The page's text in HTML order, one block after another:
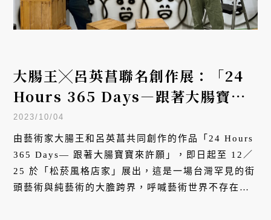
大腸王╳呂英菖聯名創作展：「24
Hours 365 Days—跟著大腸寶寶
來許願」打破街頭與藝廊的界線
2023/10/04
由藝術家大腸王和呂英菖共同創作的作品「24 Hours
365 Days— 跟著大腸寶寶來許願」，即日起至 12／
25 於「松菸風格店家」展出，這是一場台灣罕見的街
頭藝術與純藝術的大膽跨界，呼喊藝術世界不存在高